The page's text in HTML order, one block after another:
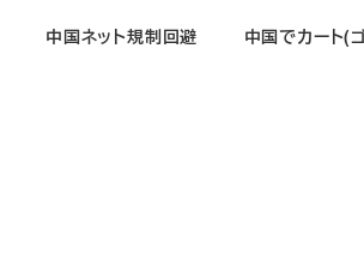
中国ネット規制回避 中国でカート(